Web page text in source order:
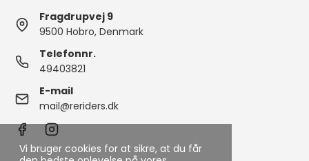
Vi bruger cookies for at sikre, at du får
Fragdrupvej 9
9500 Hobro, Denmark
Telefonnr.
49403821
E-mail
mail@reriders.dk